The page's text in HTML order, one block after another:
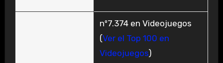
nº7.374 en Videojuegos
(Ver el Top 100 en
Videojuegos)